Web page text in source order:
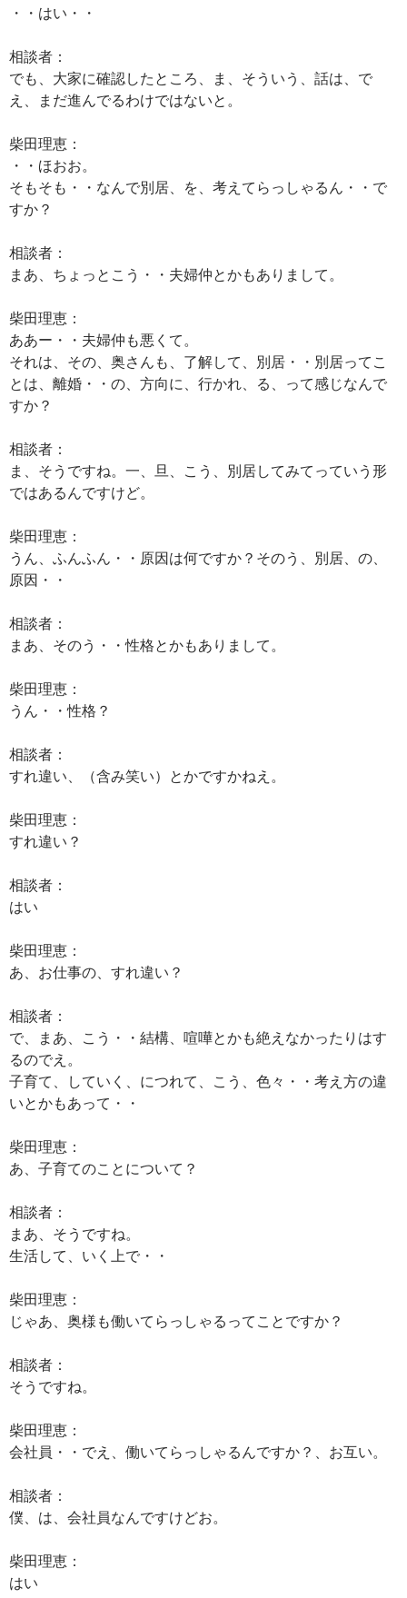
・・はい・・
相談者：
でも、大家に確認したところ、ま、そういう、話は、で
え、まだ進んでるわけではないと。
柴田理恵：
・・ほおお。
そもそも・・なんで別居、を、考えてらっしゃるん・・で
すか？
相談者：
まあ、ちょっとこう・・夫婦仲とかもありまして。
柴田理恵：
ああー・・夫婦仲も悪くて。
それは、その、奥さんも、了解して、別居・・別居ってこ
とは、離婚・・の、方向に、行かれ、る、って感じなんで
すか？
相談者：
ま、そうですね。一、旦、こう、別居してみてっていう形
ではあるんですけど。
柴田理恵：
うん、ふんふん・・原因は何ですか？そのう、別居、の、
原因・・
相談者：
まあ、そのう・・性格とかもありまして。
柴田理恵：
うん・・性格？
相談者：
すれ違い、（含み笑い）とかですかねえ。
柴田理恵：
すれ違い？
相談者：
はい
柴田理恵：
あ、お仕事の、すれ違い？
相談者：
で、まあ、こう・・結構、喧嘩とかも絶えなかったりはす
るのでえ。
子育て、していく、につれて、こう、色々・・考え方の違
いとかもあって・・
柴田理恵：
あ、子育てのことについて？
相談者：
まあ、そうですね。
生活して、いく上で・・
柴田理恵：
じゃあ、奥様も働いてらっしゃるってことですか？
相談者：
そうですね。
柴田理恵：
会社員・・でえ、働いてらっしゃるんですか？、お互い。
相談者：
僕、は、会社員なんですけどお。
柴田理恵：
はい